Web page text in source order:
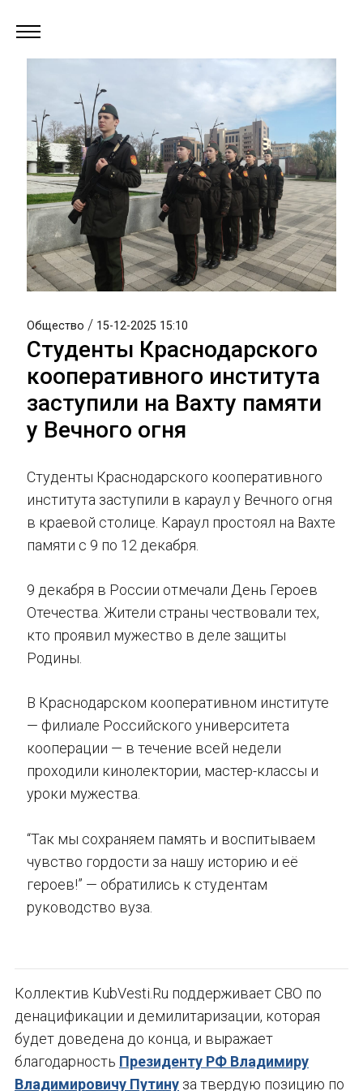
Общество / 15-12-2025 15:10
Студенты Краснодарского
кооперативного института
заступили на Вахту памяти
у Вечного огня
Студенты Краснодарского кооперативного
института заступили в караул у Вечного огня
в краевой столице. Караул простоял на Вахте
памяти с 9 по 12 декабря.
9 декабря в России отмечали День Героев
Отечества. Жители страны чествовали тех,
кто проявил мужество в деле защиты
Родины.
В Краснодарском кооперативном институте
— филиале Российского университета
кооперации — в течение всей недели
проходили кинолектории, мастер-классы и
уроки мужества.
“Так мы сохраняем память и воспитываем
чувство гордости за нашу историю и её
героев!” — обратились к студентам
руководство вуза.
Коллектив KubVesti.Ru поддерживает СВО по
денацификации и демилитаризации, которая
будет доведена до конца, и выражает
благодарность Президенту РФ Владимиру
Владимировичу Путину за твердую позицию по